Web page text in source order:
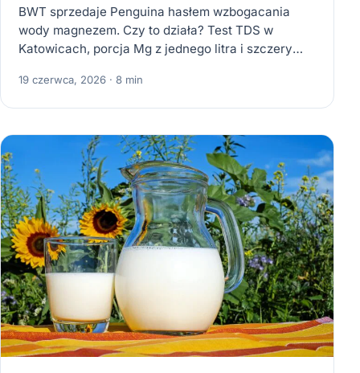
BWT sprzedaje Penguina hasłem wzbogacania
wody magnezem. Czy to działa? Test TDS w
Katowicach, porcja Mg z jednego litra i szczery
19 czerwca, 2026 · 8 min